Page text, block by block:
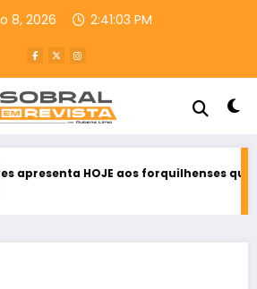
8, 2026 2:41:05 PM
aos forquilhenses quem são os seus